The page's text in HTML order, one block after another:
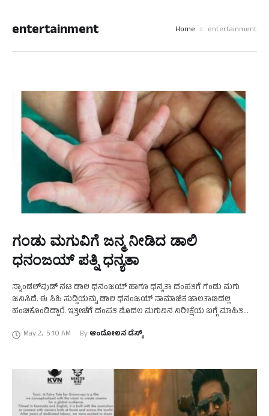
entertainment Home entertainment
ಗಂಡು ಮಗುವಿಗೆ ಜನ್ಮ ನೀಡಿದ ಡಾಲಿ
ಧನಂಜಯ್ ಪತ್ನಿ ಧನ್ಯತಾ
ಸ್ಯಾಂಡಲ್‌ವುಡ್‌ ನಟ ಡಾಲಿ ಧನಂಜಯ್‌ ಹಾಗೂ ಧನ್ಯತಾ ದಂಪತಿಗೆ ಗಂಡು ಮಗು
ಜನಿಸಿದೆ. ಈ ಸಿಹಿ ಸುದ್ದಿಯನ್ನು ಡಾಲಿ ಧನಂಜಯ್‌ ಸಾಮಾಜಿಕ ಜಾಲತಾಣದಲ್ಲಿ
ಹಂಚಿಕೊಂಡಿದ್ದಾರೆ. ಇತ್ತೀಚೆಗೆ ದಂಪತಿ ಮೊದಲ ಮಗುವಿನ ನಿರೀಕ್ಷೆಯ ಬಗ್ಗೆ ಮಾಹಿತಿ
May 2, 5:10 AM By ಆಂದೋಲನ ಡೆಸ್ಕ್